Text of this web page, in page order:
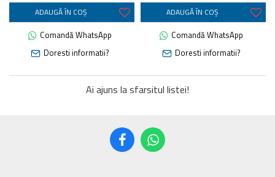
ADAUGĂ ÎN COŞ
Comandă WhatsApp
Doresti informatii?
ADAUGĂ ÎN COŞ
Comandă WhatsApp
Doresti informatii?
Ai ajuns la sfarsitul listei!